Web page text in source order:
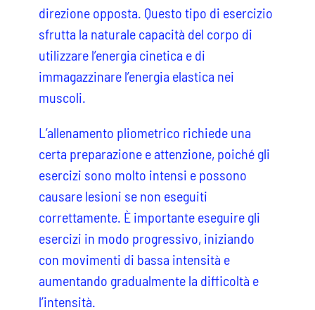
direzione opposta. Questo tipo di esercizio
sfrutta la naturale capacità del corpo di
utilizzare l’energia cinetica e di
immagazzinare l’energia elastica nei
muscoli.
L’allenamento pliometrico richiede una
certa preparazione e attenzione, poiché gli
esercizi sono molto intensi e possono
causare lesioni se non eseguiti
correttamente. È importante eseguire gli
esercizi in modo progressivo, iniziando
con movimenti di bassa intensità e
aumentando gradualmente la difficoltà e
l’intensità.